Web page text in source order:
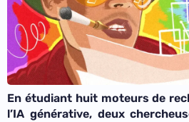
En étudiant huit moteurs de
l’IA générative, deux